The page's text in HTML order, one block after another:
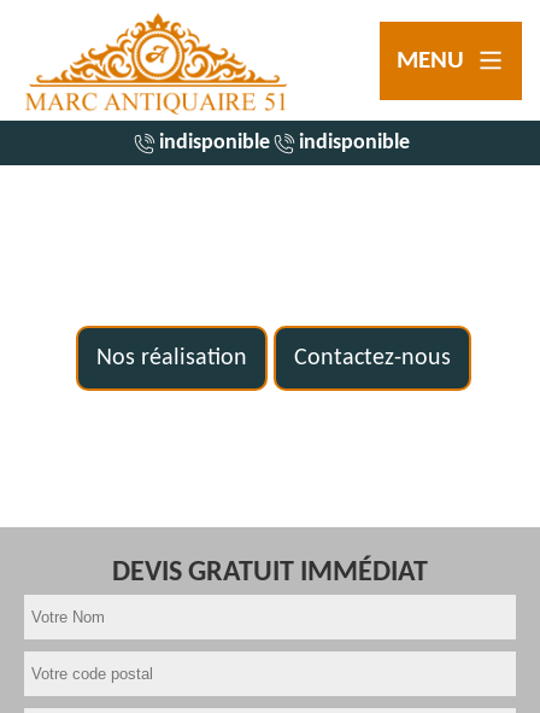
MENU
indisponible indisponible
Nos réalisation Contactez-nous
DEVIS GRATUIT IMMÉDIAT